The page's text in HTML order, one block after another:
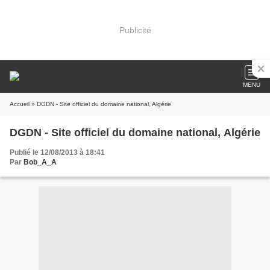
Publicité
MENU
Accueil » DGDN - Site officiel du domaine national, Algérie
DGDN - Site officiel du domaine national, Algérie
Publié le 12/08/2013 à 18:41
Par Bob_A_A